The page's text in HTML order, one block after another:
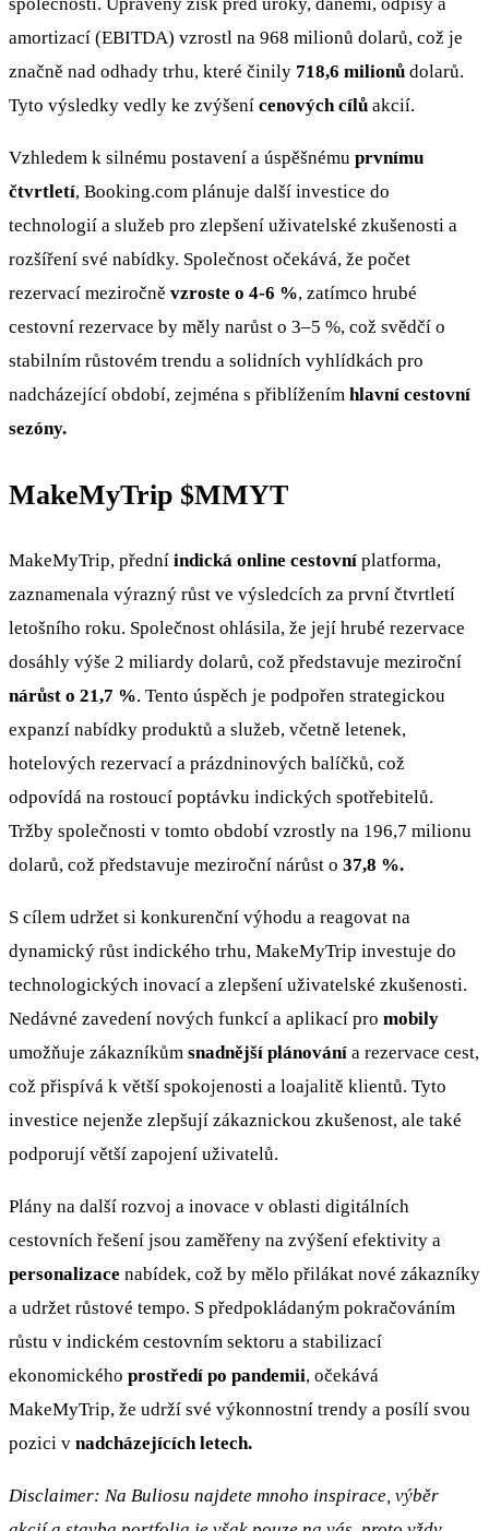
amortizací (EBITDA) vzrostl na 968 milionů dolarů, což je
značně nad odhady trhu, které činily 718,6 milionů dolarů.
Tyto výsledky vedly ke zvýšení cenových cílů akcií.
Vzhledem k silnému postavení a úspěšnému prvnímu
čtvrtletí, Booking.com plánuje další investice do
technologií a služeb pro zlepšení uživatelské zkušenosti a
rozšíření své nabídky. Společnost očekává, že počet
rezervací meziročně vzroste o 4-6 %, zatímco hrubé
cestovní rezervace by měly narůst o 3–5 %, což svědčí o
stabilním růstovém trendu a solidních vyhlídkách pro
nadcházející období, zejména s přiblížením hlavní cestovní
sezóny.
MakeMyTrip $MMYT
MakeMyTrip, přední indická online cestovní platforma,
zaznamenala výrazný růst ve výsledcích za první čtvrtletí
letošního roku. Společnost ohlásila, že její hrubé rezervace
dosáhly výše 2 miliardy dolarů, což představuje meziroční
nárůst o 21,7 %. Tento úspěch je podpořen strategickou
expanzí nabídky produktů a služeb, včetně letenek,
hotelových rezervací a prázdninových balíčků, což
odpovídá na rostoucí poptávku indických spotřebitelů.
Tržby společnosti v tomto období vzrostly na 196,7 milionu
dolarů, což představuje meziroční nárůst o 37,8 %.
S cílem udržet si konkurenční výhodu a reagovat na
dynamický růst indického trhu, MakeMyTrip investuje do
technologických inovací a zlepšení uživatelské zkušenosti.
Nedávné zavedení nových funkcí a aplikací pro mobily
umožňuje zákazníkům snadnější plánování a rezervace cest,
což přispívá k větší spokojenosti a loajalitě klientů. Tyto
investice nejenže zlepšují zákaznickou zkušenost, ale také
podporují větší zapojení uživatelů.
Plány na další rozvoj a inovace v oblasti digitálních
cestovních řešení jsou zaměřeny na zvýšení efektivity a
personalizace nabídek, což by mělo přilákat nové zákazníky
a udržet růstové tempo. S předpokládaným pokračováním
růstu v indickém cestovním sektoru a stabilizací
ekonomického prostředí po pandemii, očekává
MakeMyTrip, že udrží své výkonnostní trendy a posílí svou
pozici v nadcházejících letech.
Disclaimer: Na Buliosu najdete mnoho inspirace, výběr